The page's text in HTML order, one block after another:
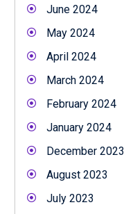
June 2024
May 2024
April 2024
March 2024
February 2024
January 2024
December 2023
August 2023
July 2023